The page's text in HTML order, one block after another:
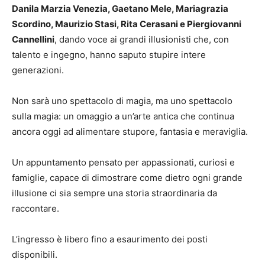
Danila Marzia Venezia, Gaetano Mele, Mariagrazia
Scordino, Maurizio Stasi, Rita Cerasani e Piergiovanni
Cannellini, dando voce ai grandi illusionisti che, con
talento e ingegno, hanno saputo stupire intere
generazioni.
Non sarà uno spettacolo di magia, ma uno spettacolo
sulla magia: un omaggio a un’arte antica che continua
ancora oggi ad alimentare stupore, fantasia e meraviglia.
Un appuntamento pensato per appassionati, curiosi e
famiglie, capace di dimostrare come dietro ogni grande
illusione ci sia sempre una storia straordinaria da
raccontare.
L’ingresso è libero fino a esaurimento dei posti
disponibili.